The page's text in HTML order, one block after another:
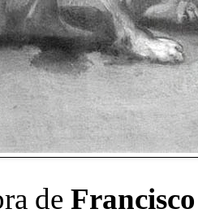
de